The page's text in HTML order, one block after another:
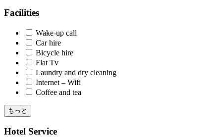
Facilities
Wake-up call
Car hire
Bicycle hire
Flat Tv
Laundry and dry cleaning
Internet – Wifi
Coffee and tea
もっと
Hotel Service